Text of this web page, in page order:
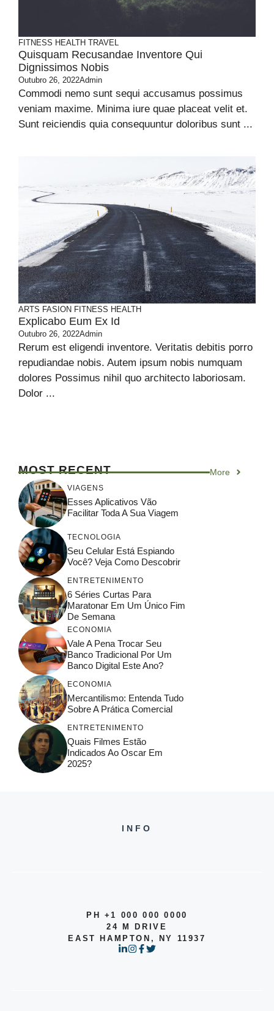
FITNESS HEALTH TRAVEL
Quisquam Recusandae Inventore Qui
Dignissimos Nobis
Outubro 26, 2022Admin
Commodi nemo sunt sequi accusamus possimus
veniam maxime. Minima iure quae placeat velit et.
Sunt reiciendis quia consequuntur doloribus sunt ...
ARTS FASION FITNESS HEALTH
Explicabo Eum Ex Id
Outubro 26, 2022Admin
Rerum est eligendi inventore. Veritatis debitis porro
repudiandae nobis. Autem ipsum nobis numquam
dolores Possimus nihil quo architecto laboriosam.
Dolor ...
MOST RECENT More
VIAGENS
Esses Aplicativos Vão
Facilitar Toda A Sua Viagem
TECNOLOGIA
Seu Celular Está Espiando
Você? Veja Como Descobrir
ENTRETENIMENTO
6 Séries Curtas Para
Maratonar Em Um Único Fim
De Semana
ECONOMIA
Vale A Pena Trocar Seu
Banco Tradicional Por Um
Banco Digital Este Ano?
ECONOMIA
Mercantilismo: Entenda Tudo
Sobre A Prática Comercial
ENTRETENIMENTO
Quais Filmes Estão
Indicados Ao Oscar Em
2025?
INFO
PH +1 000 000 0000
24 M DRIVE
EAST HAMPTON, NY 11937